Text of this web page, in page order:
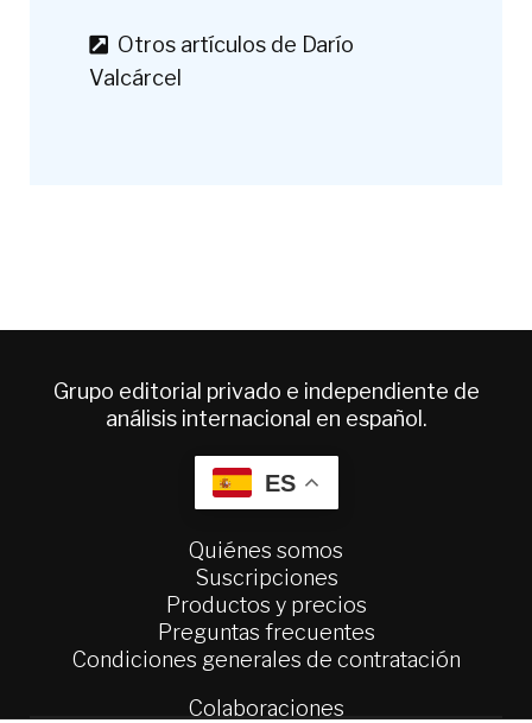
Otros artículos de Darío
Valcárcel
Grupo editorial privado e independiente de
análisis internacional en español.
ES
Quiénes somos
Suscripciones
Productos y precios
Preguntas frecuentes
Condiciones generales de contratación
Colaboraciones